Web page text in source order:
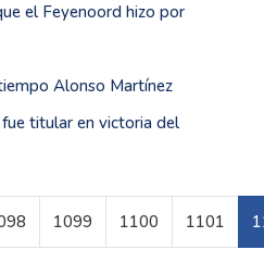
el Feyenoord hizo por
Alonso Martínez
titular en victoria del
Página 1102 de 1603
1099 1100 1101